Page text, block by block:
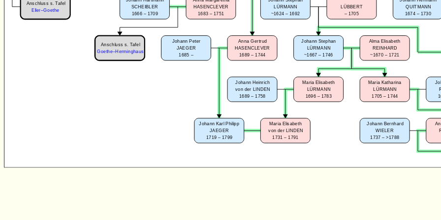
QUITMANN
1674 – 1730
SCHEIBLER
1666 – 1709
HASENCLEVER
1683 – 1751
Anna Gertrud
HASENCLEVER
1689 – 1744
Johann Peter
JAEGER
1685 –
Johann Karl Philipp
JAEGER
1719 – 1799
Maria Elisabeth
von der LINDEN
1731 – 1791
Johann Heinrich
von der LINDEN
1689 – 1758
Maria Elisabeth
LÜRMANN
1696 – 1783
Johann Stephan
LÜRMANN
~1667 – 1746
Alma Elisabeth
REINHARD
~1670 – 1721
Maria Katharina
LÜRMANN
1705 – 1744
Johann Bernhard
WIELER
1737 – >1788
LÜRMANN
~1624 – 1692
LÜBBERT
– 1705
Anschluss s. Tafel
Goethe–Herminghaus
Anschluss s. Tafel
Eller–Goethe